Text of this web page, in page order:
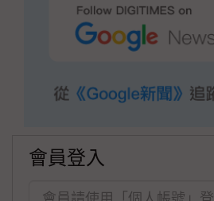
會員登入